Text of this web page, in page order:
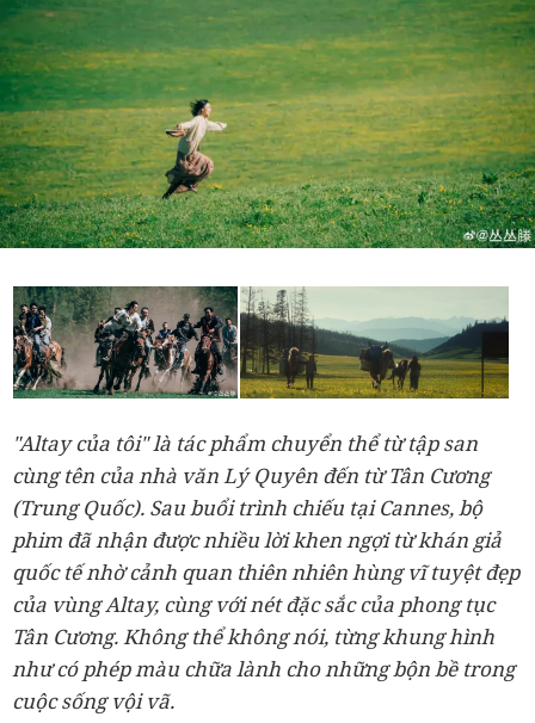
"Altay của tôi" là tác phẩm chuyển thể từ tập san
cùng tên của nhà văn Lý Quyên đến từ Tân Cương
(Trung Quốc). Sau buổi trình chiếu tại Cannes, bộ
phim đã nhận được nhiều lời khen ngợi từ khán giả
quốc tế nhờ cảnh quan thiên nhiên hùng vĩ tuyệt đẹp
của vùng Altay, cùng với nét đặc sắc của phong tục
Tân Cương. Không thể không nói, từng khung hình
như có phép màu chữa lành cho những bộn bề trong
cuộc sống vội vã.